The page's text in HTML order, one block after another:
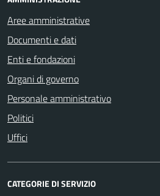
Aree amministrative
Documenti e dati
Enti e fondazioni
Organi di governo
Personale amministrativo
Politici
Uffici
CATEGORIE DI SERVIZIO